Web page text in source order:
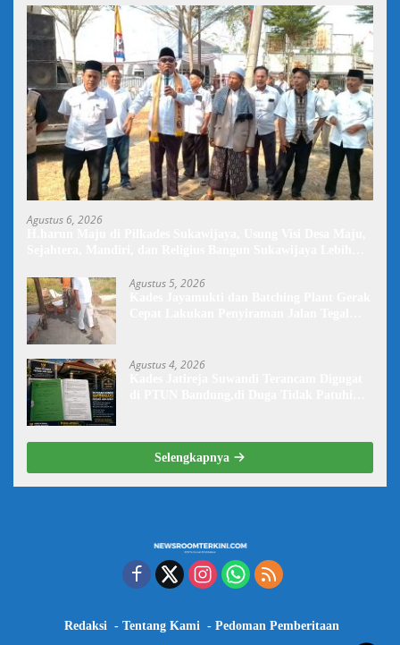
Agustus 6, 2026
Agustus 5, 2026
Agustus 4, 2026
Selengkapnya
Redaksi Tentang Kami
Pedoman Pemberitaan